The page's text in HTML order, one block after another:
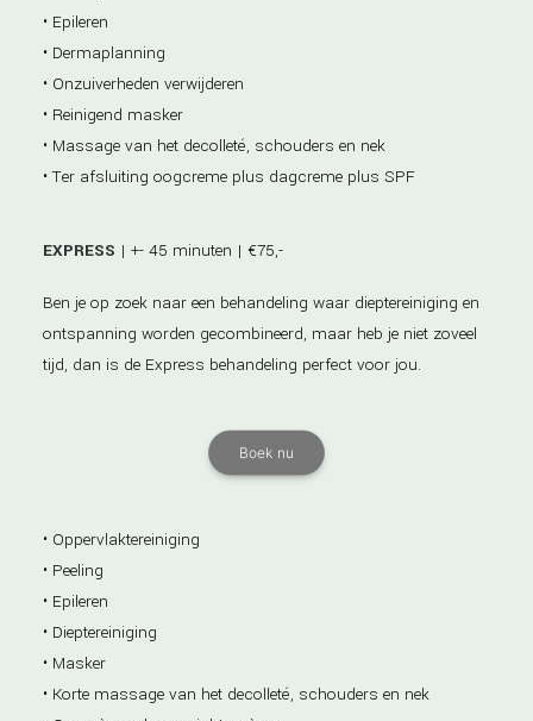
• Epileren
• Dermaplanning
• Onzuiverheden verwijderen
• Reinigend masker
• Massage van het decolleté, schouders en nek
• Ter afsluiting oogcreme plus dagcreme plus SPF
EXPRESS | +- 45 minuten | €75,-
Ben je op zoek naar een behandeling waar dieptereiniging en
ontspanning worden gecombineerd, maar heb je niet zoveel
tijd, dan is de Express behandeling perfect voor jou.
Boek nu
• Oppervlaktereiniging
• Peeling
• Epileren
• Dieptereiniging
• Masker
• Korte massage van het decolleté, schouders en nek